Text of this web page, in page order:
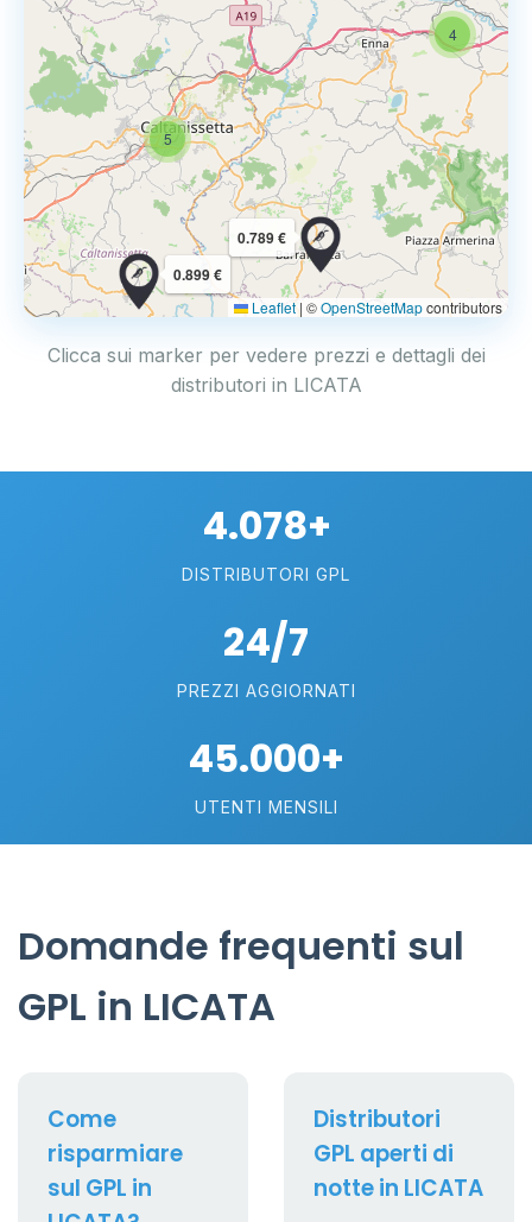
4
5
0.789 €
0.899 €
Leaflet | ©OpenStreetMapcontributors
Clicca sui marker per vedere prezzi e dettagli dei
distributori in LICATA
4.078+
DISTRIBUTORI GPL
24/7
PREZZI AGGIORNATI
45.000+
UTENTI MENSILI
Domande frequenti sul
GPL in LICATA
Come
risparmiare
sul GPL in
Distributori
GPL aperti di
notte in LICATA